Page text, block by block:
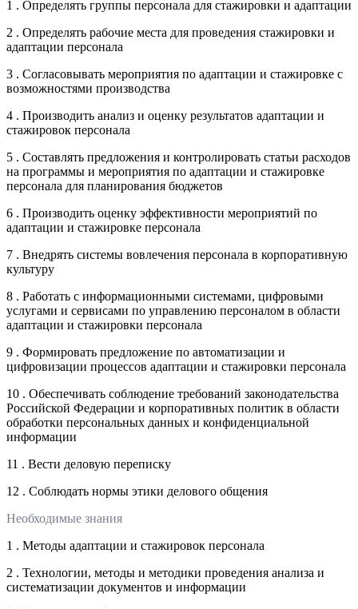
1 . Определять группы персонала для стажировки и адаптации
2 . Определять рабочие места для проведения стажировки и
адаптации персонала
3 . Согласовывать мероприятия по адаптации и стажировке с
возможностями производства
4 . Производить анализ и оценку результатов адаптации и
стажировок персонала
5 . Составлять предложения и контролировать статьи расходов
на программы и мероприятия по адаптации и стажировке
персонала для планирования бюджетов
6 . Производить оценку эффективности мероприятий по
адаптации и стажировке персонала
7 . Внедрять системы вовлечения персонала в корпоративную
культуру
8 . Работать с информационными системами, цифровыми
услугами и сервисами по управлению персоналом в области
адаптации и стажировки персонала
9 . Формировать предложение по автоматизации и
цифровизации процессов адаптации и стажировки персонала
10 . Обеспечивать соблюдение требований законодательства
Российской Федерации и корпоративных политик в области
обработки персональных данных и конфиденциальной
информации
11 . Вести деловую переписку
12 . Соблюдать нормы этики делового общения
Необходимые знания
1 . Методы адаптации и стажировок персонала
2 . Технологии, методы и методики проведения анализа и
систематизации документов и информации